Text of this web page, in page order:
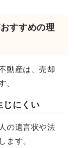
すすめの理
動産は、売却
。
じにくい
の遺言状や法
ます。